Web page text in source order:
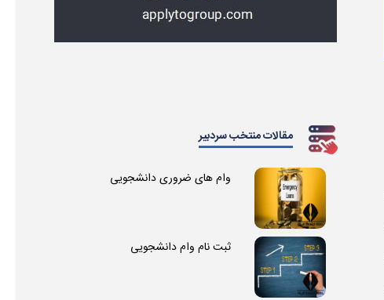
مقالات منتخب سردبیر
وام های ضروری دانشجویی
ثبت نام وام دانشجویی